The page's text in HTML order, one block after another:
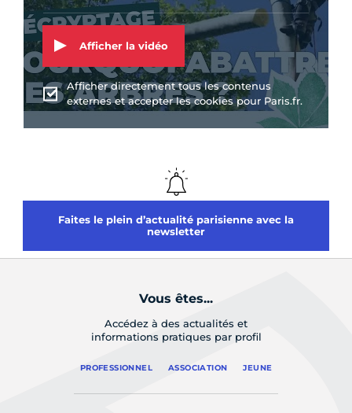
Afficher la vidéo
Afficher directement tous les contenus
externes et accepter les cookies pour Paris.fr.
Faites le plein d’actualité parisienne avec la
newsletter
Vous êtes...
Accédez à des actualités et
informations pratiques par profil
PROFESSIONNEL ASSOCIATION JEUNE